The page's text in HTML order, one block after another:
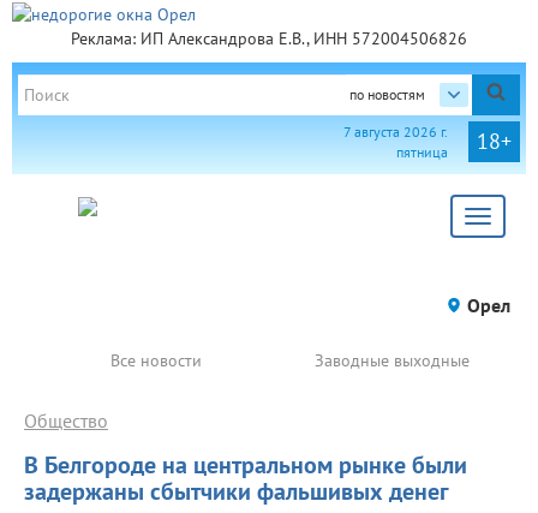
Реклама: ИП Александрова Е.В., ИНН 572004506826
по новостям
18+
7 августа 2026 г.
пятница
Toggle
Орел
Все новости Заводные выходные
В Белгороде на центральном рынке были
задержаны сбытчики фальшивых денег
Общество